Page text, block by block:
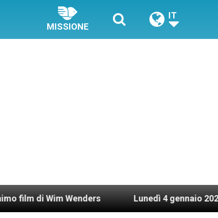
MISSIONE
IT
Wenders Lunedì 4 gennaio 2021: Possesso